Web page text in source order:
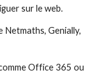
sur le web.
Netmaths, Genially,
Office 365 ou